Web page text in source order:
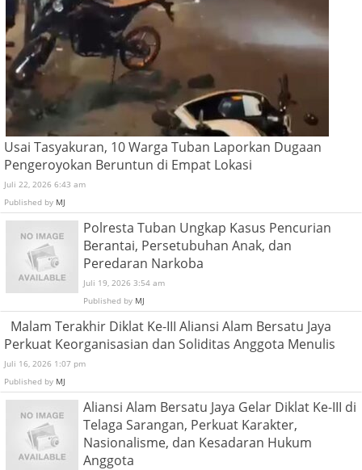
Usai Tasyakuran, 10 Warga Tuban Laporkan Dugaan
Pengeroyokan Beruntun di Empat Lokasi
Juli 22, 2026 6:43 am
Published by MJ
Polresta Tuban Ungkap Kasus Pencurian
Berantai, Persetubuhan Anak, dan
Peredaran Narkoba
Juli 19, 2026 3:54 am
Published by MJ
Malam Terakhir Diklat Ke-III Aliansi Alam Bersatu Jaya
Perkuat Keorganisasian dan Soliditas Anggota Menulis
Juli 16, 2026 1:07 pm
Published by MJ
Aliansi Alam Bersatu Jaya Gelar Diklat Ke-III di
Telaga Sarangan, Perkuat Karakter,
Nasionalisme, dan Kesadaran Hukum
Anggota